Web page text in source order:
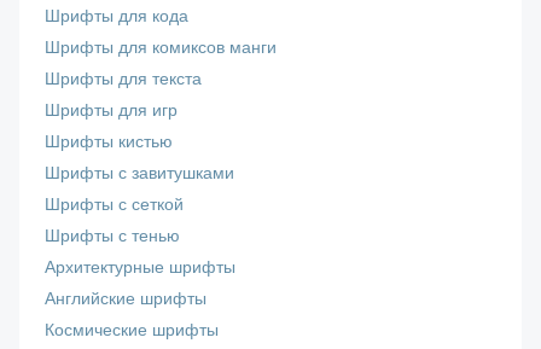
Шрифты для кода
Шрифты для комиксов манги
Шрифты для текста
Шрифты для игр
Шрифты кистью
Шрифты с завитушками
Шрифты с сеткой
Шрифты с тенью
Архитектурные шрифты
Английские шрифты
Космические шрифты